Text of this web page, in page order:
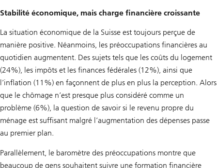
Stabilité économique, mais charge financière croissante
La situation économique de la Suisse est toujours perçue de
manière positive. Néanmoins, les préoccupations financières au
quotidien augmentent. Des sujets tels que les coûts du logement
(24%), les impôts et les finances fédérales (12%), ainsi que
l’inflation (11%) en façonnent de plus en plus la perception. Alors
que le chômage n’est presque plus considéré comme un
problème (6%), la question de savoir si le revenu propre du
ménage est suffisant malgré l’augmentation des dépenses passe
au premier plan.
Parallèlement, le baromètre des préoccupations montre que
beaucoup de gens souhaitent suivre une formation financière